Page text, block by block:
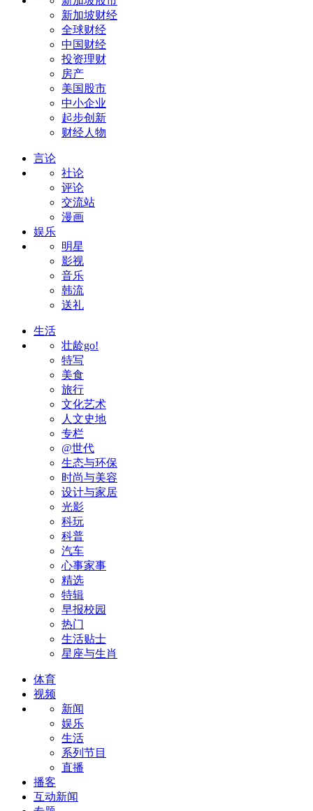
新加坡财经
全球财经
中国财经
投资理财
房产
美国股市
中小企业
起步创新
财经人物
言论
社论
评论
交流站
漫画
娱乐
明星
影视
音乐
韩流
送礼
生活
壮龄go!
特写
美食
旅行
文化艺术
人文史地
专栏
@世代
生态与环保
时尚与美容
设计与家居
光影
科玩
科普
汽车
心事家事
精选
特辑
早报校园
热门
生活贴士
星座与生肖
体育
视频
新闻
娱乐
生活
系列节目
直播
播客
互动新闻